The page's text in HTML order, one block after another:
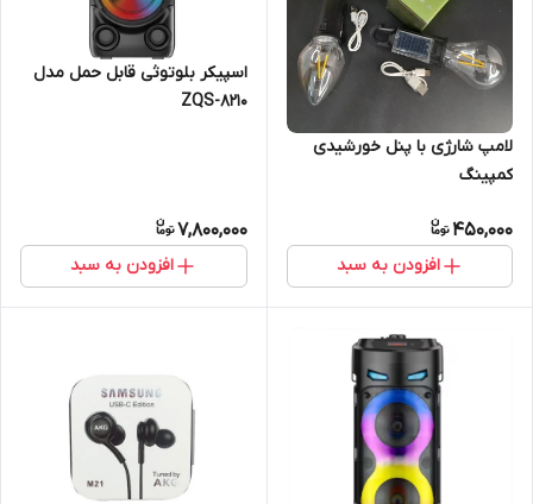
لامپ شارژی با پنل خورشیدی
کمپینگ
450,000
افزودن به سبد
اسپیکر بلوتوثی قابل حمل مدل
ZQS-8210
7,800,000
افزودن به سبد